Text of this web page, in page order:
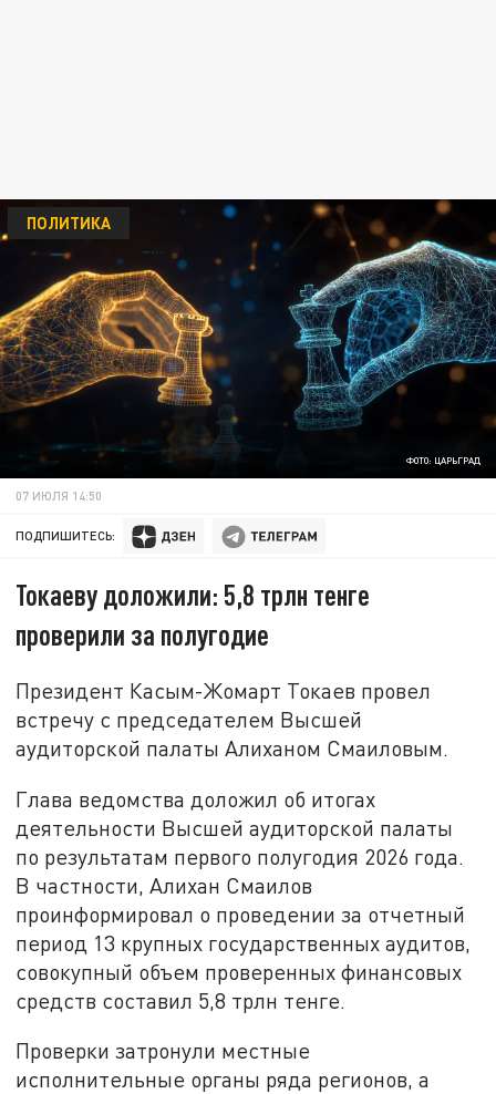
ФОТО: ЦАРЬГРАД
ПОЛИТИКА
07 ИЮЛЯ 14:50
ПОДПИШИТЕСЬ:
Токаеву доложили: 5,8 трлн тенге
проверили за полугодие
Президент Касым-Жомарт Токаев провел
встречу с председателем Высшей
аудиторской палаты Алиханом Смаиловым.
Глава ведомства доложил об итогах
деятельности Высшей аудиторской палаты
по результатам первого полугодия 2026 года.
В частности, Алихан Смаилов
проинформировал о проведении за отчетный
период 13 крупных государственных аудитов,
совокупный объем проверенных финансовых
средств составил 5,8 трлн тенге.
Проверки затронули местные
исполнительные органы ряда регионов, а